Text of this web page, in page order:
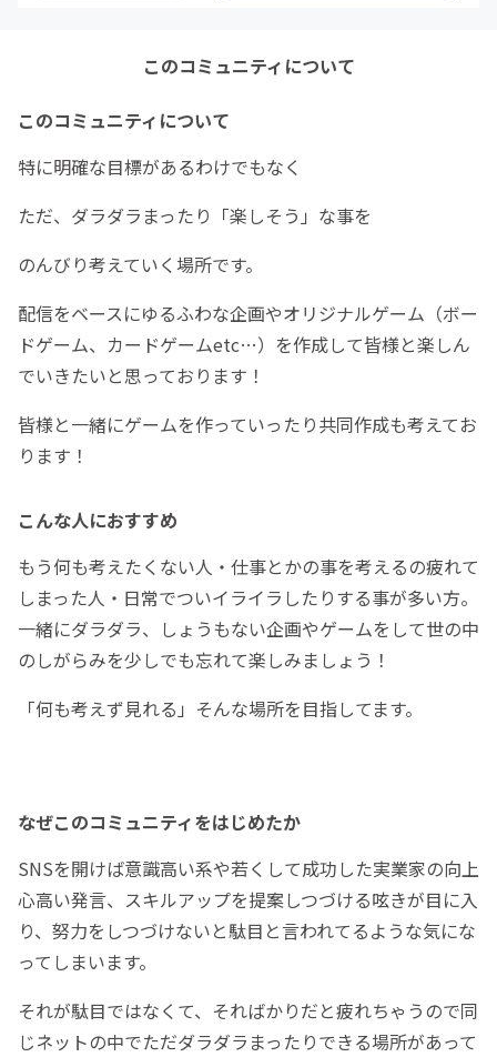
このコミュニティについて
このコミュニティについて
特に明確な目標があるわけでもなく
ただ、ダラダラまったり「楽しそう」な事を
のんびり考えていく場所です。
配信をベースにゆるふわな企画やオリジナルゲーム（ボー
ドゲーム、カードゲームetc…）を作成して皆様と楽しん
でいきたいと思っております！
皆様と一緒にゲームを作っていったり共同作成も考えてお
ります！
こんな人におすすめ
もう何も考えたくない人・仕事とかの事を考えるの疲れて
しまった人・日常でついイライラしたりする事が多い方。
一緒にダラダラ、しょうもない企画やゲームをして世の中
のしがらみを少しでも忘れて楽しみましょう！
「何も考えず見れる」そんな場所を目指してます。
なぜこのコミュニティをはじめたか
SNSを開けば意識高い系や若くして成功した実業家の向上
心高い発言、スキルアップを提案しつづける呟きが目に入
り、努力をしつづけないと駄目と言われてるような気にな
ってしまいます。
それが駄目ではなくて、そればかりだと疲れちゃうので同
じネットの中でただダラダラまったりできる場所があって